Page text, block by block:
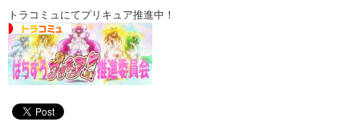
トラコミュにてプリキュア推進中！